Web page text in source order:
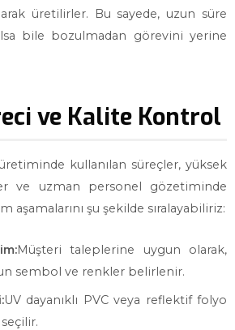
üretilirler. Bu sayede, uzun süre
bile bozulmadan görevini yerine
ve Kalite Kontrol
kullanılan süreçler, yüksek
ve uzman personel gözetiminde
aşamalarını şu şekilde sıralayabiliriz:
Müşteri taleplerine uygun olarak,
sembol ve renkler belirlenir.
UV dayanıklı PVC veya reflektif folyo